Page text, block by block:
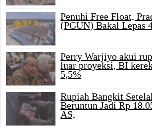
Penuhi Free Float,
(PGUN) Bakal Lepas
Perry Warjiyo akui
luar proyeksi, BI
5,5%
Rupiah Bangkit
Beruntun Jadi Rp
AS,